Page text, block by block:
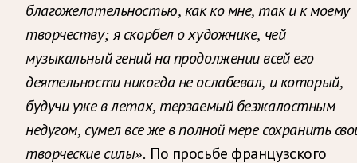
благожелательностью, как ко мне, так и к моему
творчеству; я скорбел о художнике, чей
музыкальный гений на продолжении всей его
деятельности никогда не ослабевал, и который,
будучи уже в летах, терзаемый безжалостным
недугом, сумел все же в полной мере сохранить
творческие силы». По просьбе французского